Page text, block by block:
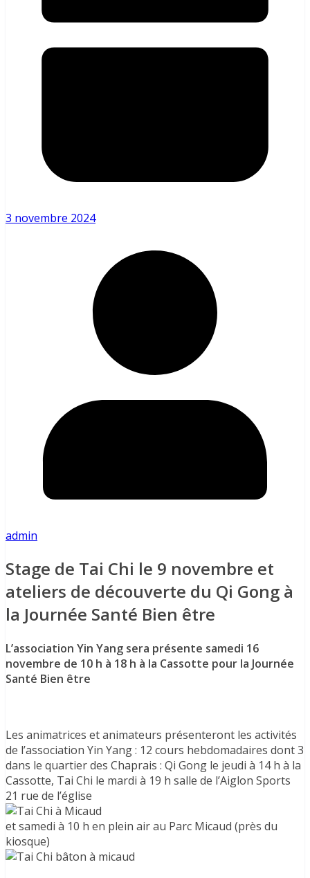
3 novembre 2024
admin
Stage de Tai Chi le 9 novembre et
ateliers de découverte du Qi Gong à
la Journée Santé Bien être
L’association Yin Yang sera présente samedi 16
novembre de 10 h à 18 h à la Cassotte pour la Journée
Santé Bien être
Les animatrices et animateurs présenteront les activités
de l’association Yin Yang : 12 cours hebdomadaires dont 3
dans le quartier des Chaprais : Qi Gong le jeudi à 14 h à la
Cassotte, Tai Chi le mardi à 19 h salle de l’Aiglon Sports
21 rue de l’église
et samedi à 10 h en plein air au Parc Micaud (près du
kiosque)